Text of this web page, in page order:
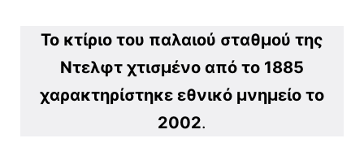
Το κτίριο του παλαιού σταθμού της
Ντελφτ χτισμένο από το 1885
χαρακτηρίστηκε εθνικό μνημείο το
2002.